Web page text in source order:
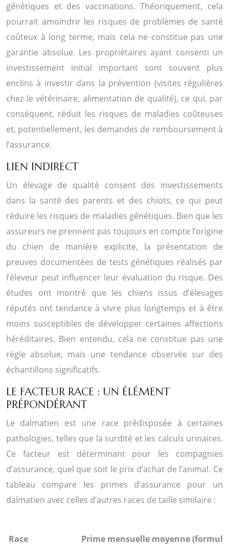
génétiques et des vaccinations. Théoriquement, cela
pourrait amoindrir les risques de problèmes de santé
coûteux à long terme, mais cela ne constitue pas une
garantie absolue. Les propriétaires ayant consenti un
investissement initial important sont souvent plus
enclins à investir dans la prévention (visites régulières
chez le vétérinaire, alimentation de qualité), ce qui, par
conséquent, réduit les risques de maladies coûteuses
et, potentiellement, les demandes de remboursement à
l’assurance.
LIEN INDIRECT
Un élevage de qualité consent des investissements
dans la santé des parents et des chiots, ce qui peut
réduire les risques de maladies génétiques. Bien que les
assureurs ne prennent pas toujours en compte l’origine
du chien de manière explicite, la présentation de
preuves documentées de tests génétiques réalisés par
l’éleveur peut influencer leur évaluation du risque. Des
études ont montré que les chiens issus d’élevages
réputés ont tendance à vivre plus longtemps et à être
moins susceptibles de développer certaines affections
héréditaires. Bien entendu, cela ne constitue pas une
règle absolue, mais une tendance observée sur des
échantillons significatifs.
LE FACTEUR RACE : UN ÉLÉMENT
PRÉPONDÉRANT
Le dalmatien est une race prédisposée à certaines
pathologies, telles que la surdité et les calculs urinaires.
Ce facteur est déterminant pour les compagnies
d’assurance, quel que soit le prix d’achat de l’animal. Ce
tableau compare les primes d’assurance pour un
dalmatien avec celles d’autres races de taille similaire :
Race
Prime mensuelle moyenne